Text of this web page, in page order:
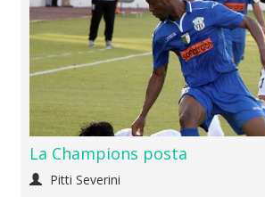
La Champions posta
Pitti Severini